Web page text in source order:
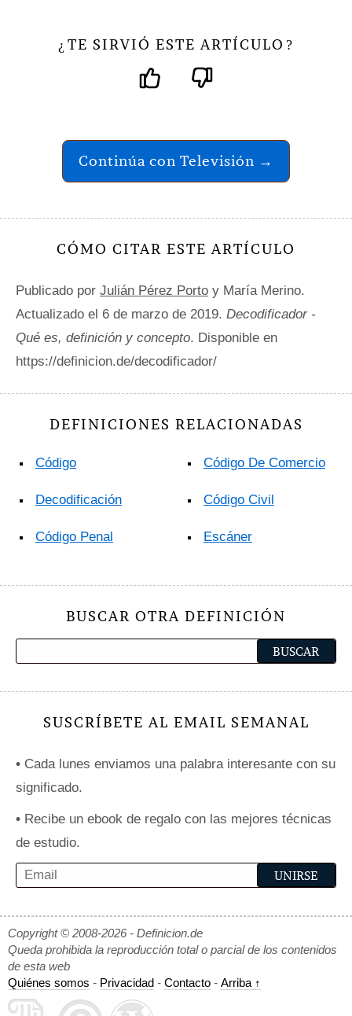
¿ TE SIRVIÓ ESTE ARTÍCULO ?
Continúa con Televisión →
CÓMO CITAR ESTE ARTÍCULO
Publicado por Julián Pérez Porto y María Merino.
Actualizado el 6 de marzo de 2019. Decodificador -
Qué es, definición y concepto. Disponible en
https://definicion.de/decodificador/
DEFINICIONES RELACIONADAS
Código
Decodificación
Código Penal
Código De Comercio
Código Civil
Escáner
BUSCAR OTRA DEFINICIÓN
SUSCRÍBETE AL EMAIL SEMANAL
• Cada lunes enviamos una palabra interesante con su
significado.
• Recibe un ebook de regalo con las mejores técnicas
de estudio.
Copyright © 2008-2026 - Definicion.de
Queda prohibida la reproducción total o parcial de los contenidos
de esta web
Quiénes somos - Privacidad - Contacto - Arriba ↑